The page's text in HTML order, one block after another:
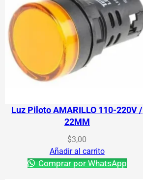
Luz Piloto AMARILLO 110-220V /
22MM
$3,00
Añadir al carrito
Comprar por WhatsApp